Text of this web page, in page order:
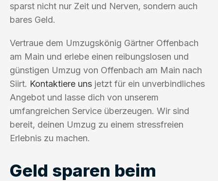
sparst nicht nur Zeit und Nerven, sondern auch
bares Geld.
Vertraue dem Umzugskönig Gärtner Offenbach
am Main und erlebe einen reibungslosen und
günstigen Umzug von Offenbach am Main nach
Siirt. Kontaktiere uns jetzt für ein unverbindliches
Angebot und lasse dich von unserem
umfangreichen Service überzeugen. Wir sind
bereit, deinen Umzug zu einem stressfreien
Erlebnis zu machen.
Geld sparen beim